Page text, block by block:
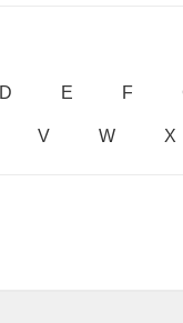
D E F
V W X